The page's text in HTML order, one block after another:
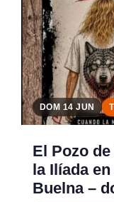
DOM 14 JUN
El Pozo
la Ilíada
Buelna –